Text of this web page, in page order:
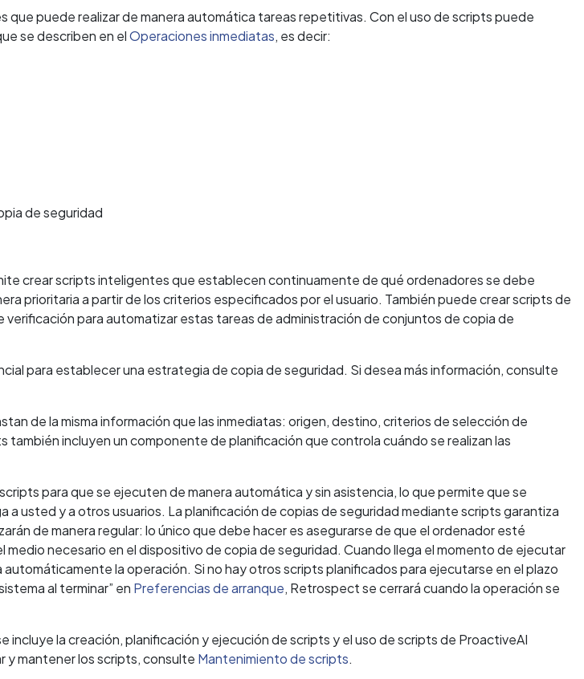
que puede realizar de manera automática tareas repetitivas. Con el uso de scripts puede
se describen en elOperaciones inmediatas, es decir:
de seguridad
crear scripts inteligentes que establecen continuamente de qué ordenadores se debe
prioritaria a partir de los criterios especificados por el usuario. También puede crear scripts de
para automatizar estas tareas de administración de conjuntos de copia de
para establecer una estrategia de copia de seguridad. Si desea más información, consulte
de la misma información que las inmediatas: origen, destino, criterios de selección de
también incluyen un componente de planificación que controla cuándo se realizan las
para que se ejecuten de manera automática y sin asistencia, lo que permite que se
a usted y a otros usuarios. La planificación de copias de seguridad mediante scripts garantiza
de manera regular: lo único que debe hacer es asegurarse de que el ordenador esté
medio necesario en el dispositivo de copia de seguridad. Cuando llega el momento de ejecutar
la operación. Si no hay otros scripts planificados para ejecutarse en el plazo
al terminar” en Preferencias de arranque, Retrospect se cerrará cuando la operación se
incluye la creación, planificación y ejecución de scripts y el uso de scripts de ProactiveAI
y mantener los scripts, consulte Mantenimiento de scripts.